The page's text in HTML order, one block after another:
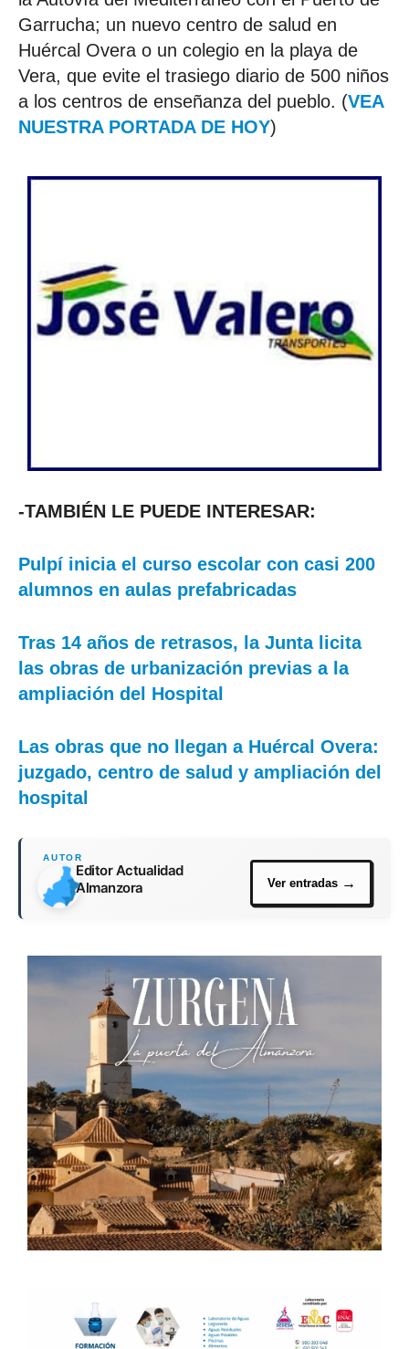
Garrucha; un nuevo centro de salud en
Huércal Overa o un colegio en la playa de
Vera, que evite el trasiego diario de 500 niños
a los centros de enseñanza del pueblo. (VEA
NUESTRA PORTADA DE HOY)
-TAMBIÉN LE PUEDE INTERESAR:
Pulpí inicia el curso escolar con casi 200
alumnos en aulas prefabricadas
Tras 14 años de retrasos, la Junta licita
las obras de urbanización previas a la
ampliación del Hospital
Las obras que no llegan a Huércal Overa:
juzgado, centro de salud y ampliación del
hospital
Editor Actualidad
Almanzora